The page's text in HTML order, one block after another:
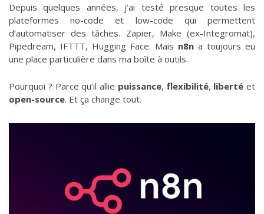
Depuis quelques années, j’ai testé presque toutes les
plateformes no-code et low-code qui permettent
d’automatiser des tâches. Zapier, Make (ex-Integromat),
Pipedream, IFTTT, Hugging Face. Mais n8n a toujours eu
une place particulière dans ma boîte à outils.
Pourquoi ? Parce qu’il allie puissance, flexibilité, liberté et
open-source. Et ça change tout.